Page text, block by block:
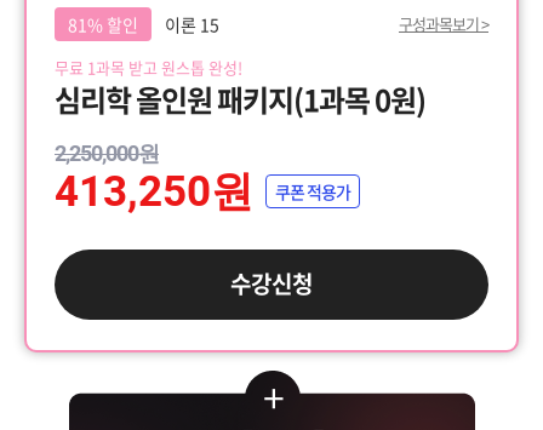
81% 할인 이론 15
구성과목보기 >
무료 1과목 받고 원스톱 완성!
심리학 올인원 패키지(1과목 0원)
2,250,000원
413,250원 쿠폰 적용가
수강신청